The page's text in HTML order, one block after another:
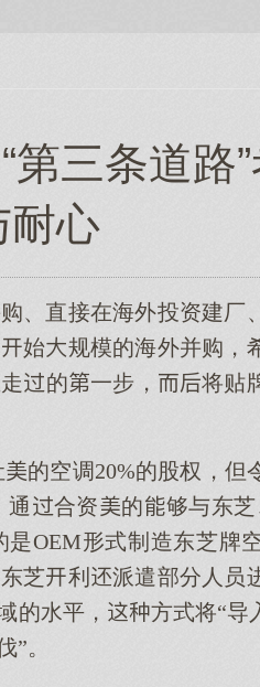
第三条道路
耐心
、直接在海外投资建
始规模的海外并购，
走的一步，将贴
的空调20%的股权，
通合资的够与东
形式制造东芝牌
芝利派遣部分人员
的水平，方式将“导
。